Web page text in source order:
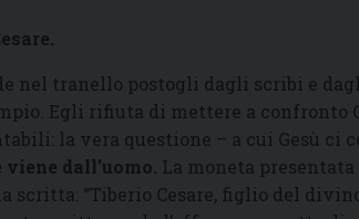
nel tranello postogli dagli scribi e
Egli rifiuta di mettere a confronto
la vera questione – a cui Gesù ci
dall’uomo. La moneta presentata
scritta: “Tiberio Cesare, figlio del